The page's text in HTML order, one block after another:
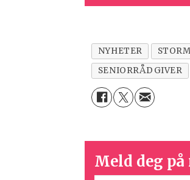
NYHETER
SENIORRÅDGIVER
Meld deg